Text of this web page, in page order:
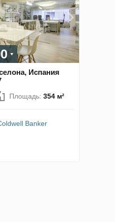
Испания
Площадь: 354 м²
Banker